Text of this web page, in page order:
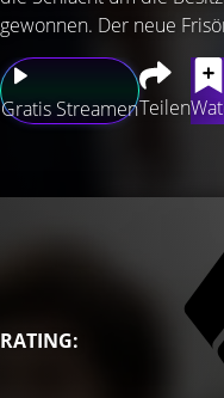
Gratis StreamenTeilen
gewonnen. Der neue
RATING: